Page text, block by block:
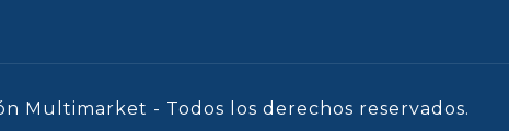
Multimarket - Todos los derechos reservados.